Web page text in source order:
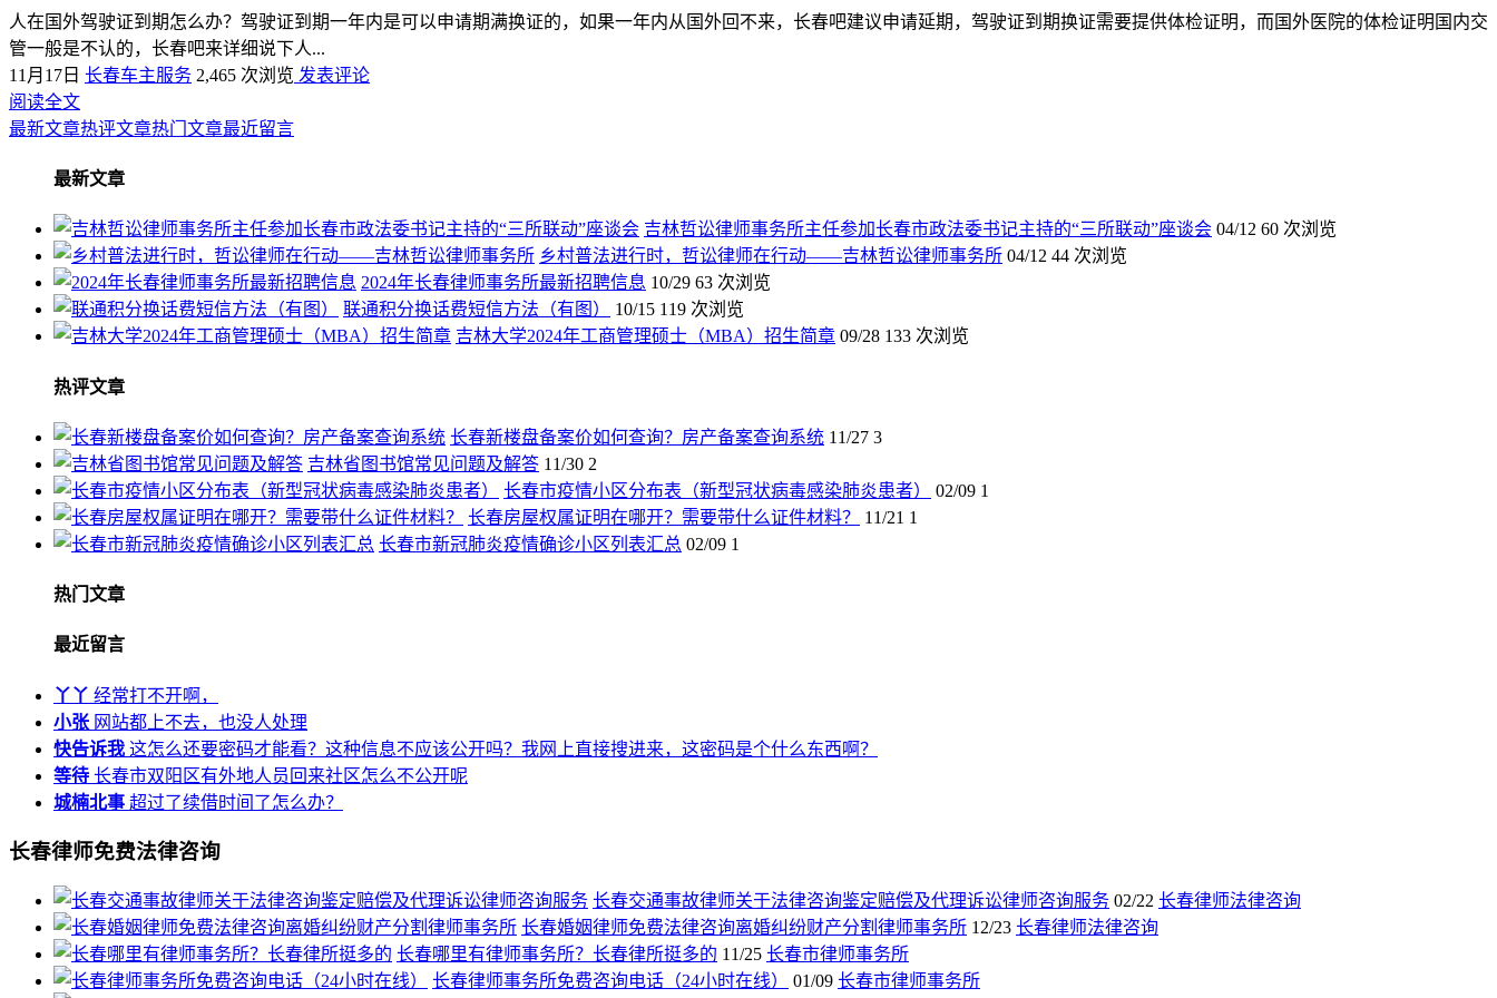
人在国外驾驶证到期怎么办？驾驶证到期一年内是可以申请期满换证的，如果一年内从国外回不来，长春吧建议申请延期，驾驶证到期换证需要提供体检证明，而国外医院的体检证明国内交
管一般是不认的，长春吧来详细说下人...
11月17日 长春车主服务 2,465 次浏览 发表评论
阅读全文
最新文章热评文章热门文章最近留言
最新文章
吉林哲讼律师事务所主任参加长春市政法委书记主持的“三所联动”座谈会 04/12 60 次浏览
乡村普法进行时，哲讼律师在行动——吉林哲讼律师事务所 04/12 44 次浏览
2024年长春律师事务所最新招聘信息 10/29 63 次浏览
联通积分换话费短信方法（有图）
10/15 119 次浏览
吉林大学2024年工商管理硕士（MBA）招生简章 09/28 133 次浏览
热评文章
长春新楼盘备案价如何查询？房产备案查询系统 11/27 3
吉林省图书馆常见问题及解答 11/30 2
长春市疫情小区分布表（新型冠状病毒感染肺炎患者）
02/09 1
长春房屋权属证明在哪开？需要带什么证件材料？
11/21 1
长春市新冠肺炎疫情确诊小区列表汇总 02/09 1
热门文章
最近留言
丫丫 经常打不开啊，
小张 网站都上不去，也没人处理
快告诉我 这怎么还要密码才能看？这种信息不应该公开吗？我网上直接搜进来，这密码是个什么东西啊？
等待 长春市双阳区有外地人员回来社区怎么不公开呢
城楠北事 超过了续借时间了怎么办？
长春律师免费法律咨询
长春交通事故律师关于法律咨询鉴定赔偿及代理诉讼律师咨询服务 02/22 长春律师法律咨询
长春婚姻律师免费法律咨询离婚纠纷财产分割律师事务所 12/23 长春律师法律咨询
长春哪里有律师事务所？长春律所挺多的 11/25 长春市律师事务所
长春律师事务所免费咨询电话（24小时在线）
01/09 长春市律师事务所